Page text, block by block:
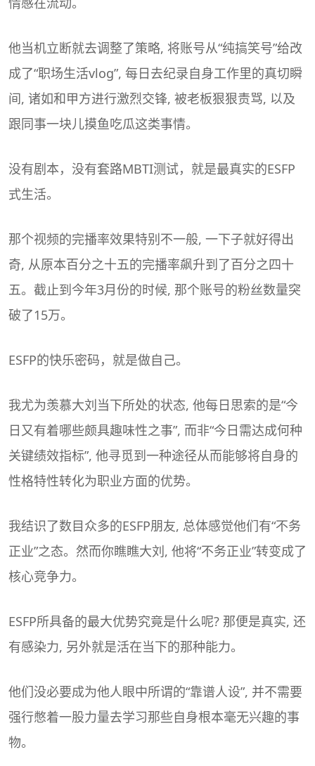
他当机立断就去调整了策略, 将账号从“纯搞笑号”给改
成了“职场生活vlog”, 每日去纪录自身工作里的真切瞬
间, 诸如和甲方进行激烈交锋, 被老板狠狠责骂, 以及
跟同事一块儿摸鱼吃瓜这类事情。
没有剧本，没有套路MBTI测试，就是最真实的ESFP
式生活。
那个视频的完播率效果特别不一般, 一下子就好得出
奇, 从原本百分之十五的完播率飙升到了百分之四十
五。截止到今年3月份的时候, 那个账号的粉丝数量突
破了15万。
ESFP的快乐密码，就是做自己。
我尤为羡慕大刘当下所处的状态, 他每日思索的是“今
日又有着哪些颇具趣味性之事”, 而非“今日需达成何种
关键绩效指标”, 他寻觅到一种途径从而能够将自身的
性格特性转化为职业方面的优势。
我结识了数目众多的ESFP朋友, 总体感觉他们有“不务
正业”之态。然而你瞧瞧大刘, 他将“不务正业”转变成了
核心竞争力。
ESFP所具备的最大优势究竟是什么呢? 那便是真实, 还
有感染力, 另外就是活在当下的那种能力。
他们没必要成为他人眼中所谓的“靠谱人设”, 并不需要
强行憋着一股力量去学习那些自身根本毫无兴趣的事
物。